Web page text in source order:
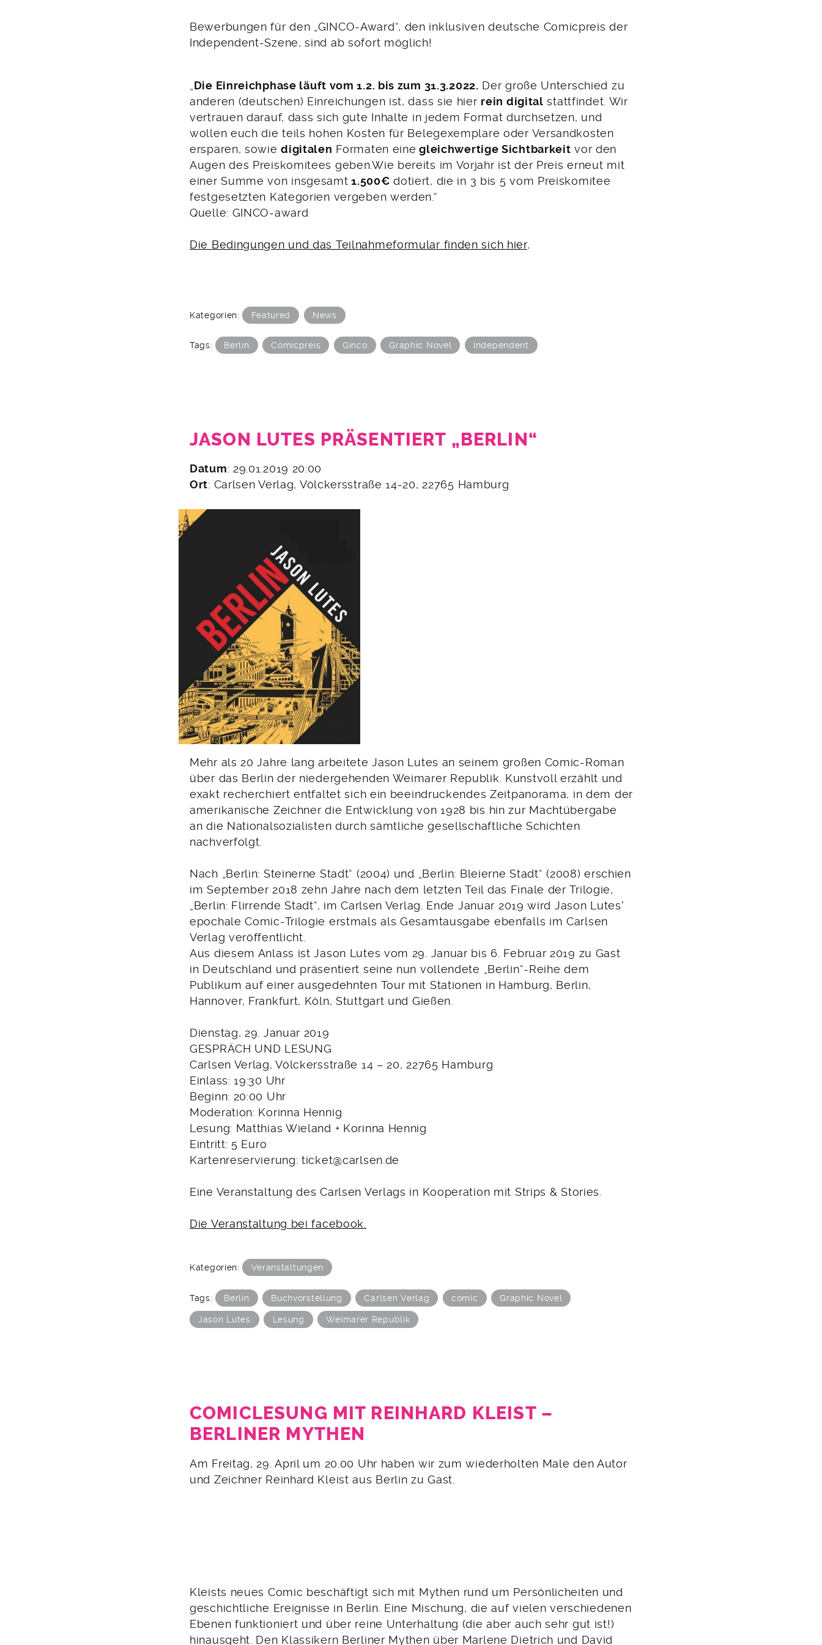
Bewerbungen für den „GINCO-Award“, den inklusiven deutsche Comicpreis der
Independent-Szene, sind ab sofort möglich!
Die Einreichphase läuft vom 1.2. bis zum 31.3.2022. Der große Unterschied zu
anderen (deutschen) Einreichungen ist, dass sie hier rein digital stattfindet. Wir
vertrauen darauf, dass sich gute Inhalte in jedem Format durchsetzen, und
wollen euch die teils hohen Kosten für Belegexemplare oder Versandkosten
ersparen, sowiedigitalen Formaten eine gleichwertige Sichtbarkeit vor den
Augen des Preiskomitees geben.Wie bereits im Vorjahr ist der Preis erneut mit
einer Summe von insgesamt 1.500€ dotiert, die in 3 bis 5 vom Preiskomitee
festgesetzten Kategorien vergeben werden.“
Quelle: GINCO-award
Die Bedingungen und das Teilnahmeformular finden sich hier,
Kategorien: Featured News
Tags: Berlin Comicpreis Ginco Graphic Novel Independent
JASON LUTES PRÄSENTIERT „BERLIN“
Datum: 29.01.2019 20:00
Ort: Carlsen Verlag, Völckersstraße 14-20, 22765 Hamburg
Mehr als 20 Jahre lang arbeitete Jason Lutes an seinem großen Comic-Roman
über das Berlin der niedergehenden Weimarer Republik. Kunstvoll erzählt und
exakt recherchiert entfaltet sich ein beeindruckendes Zeitpanorama, in dem der
amerikanische Zeichner die Entwicklung von 1928 bis hin zur Machtübergabe
an die Nationalsozialisten durch sämtliche gesellschaftliche Schichten
nachverfolgt.
Nach „Berlin: Steinerne Stadt“ (2004) und „Berlin: Bleierne Stadt“ (2008) erschien
im September 2018 zehn Jahre nach dem letzten Teil das Finale der Trilogie,
„Berlin: Flirrende Stadt“, im Carlsen Verlag. Ende Januar 2019 wird Jason Lutes‘
epochale Comic-Trilogie erstmals als Gesamtausgabe ebenfalls im Carlsen
Verlag veröffentlicht.
Aus diesem Anlass ist Jason Lutes vom 29. Januar bis 6. Februar 2019 zu Gast
in Deutschland und präsentiert seine nun vollendete „Berlin“-Reihe dem
Publikum auf einer ausgedehnten Tour mit Stationen in Hamburg, Berlin,
Hannover, Frankfurt, Köln, Stuttgart und Gießen.
Dienstag, 29. Januar 2019
GESPRÄCH UND LESUNG
Carlsen Verlag, Völckersstraße 14 – 20, 22765 Hamburg
Einlass: 19:30 Uhr
Beginn: 20:00 Uhr
Moderation: Korinna Hennig
Lesung: Matthias Wieland + Korinna Hennig
Eintritt: 5 Euro
Kartenreservierung: ticket@carlsen.de
Eine Veranstaltung des Carlsen Verlags in Kooperation mit Strips & Stories.
Die Veranstaltung bei facebook.
Kategorien: Veranstaltungen
Tags: Berlin Buchvorstellung Carlsen Verlag comic Graphic Novel
Jason Lutes Lesung Weimarer Republik
COMICLESUNG MIT REINHARD KLEIST –
BERLINER MYTHEN
Am Freitag, 29. April um 20.00 Uhr haben wir zum wiederholten Male den Autor
und Zeichner Reinhard Kleist aus Berlin zu Gast.
Kleists neues Comic beschäftigt sich mit Mythen rund um Persönlicheiten und
geschichtliche Ereignisse in Berlin. Eine Mischung, die auf vielen verschiedenen
Ebenen funktioniert und über reine Unterhaltung (die aber auch sehr gut ist!)
hinausgeht. Den Klassikern Berliner Mythen über Marlene Dietrich und David